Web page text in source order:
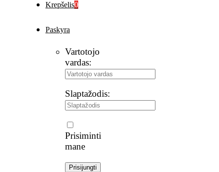
Krepšelis0
Paskyra
Vartotojo
vardas:
Slaptažodis:
Prisiminti
mane